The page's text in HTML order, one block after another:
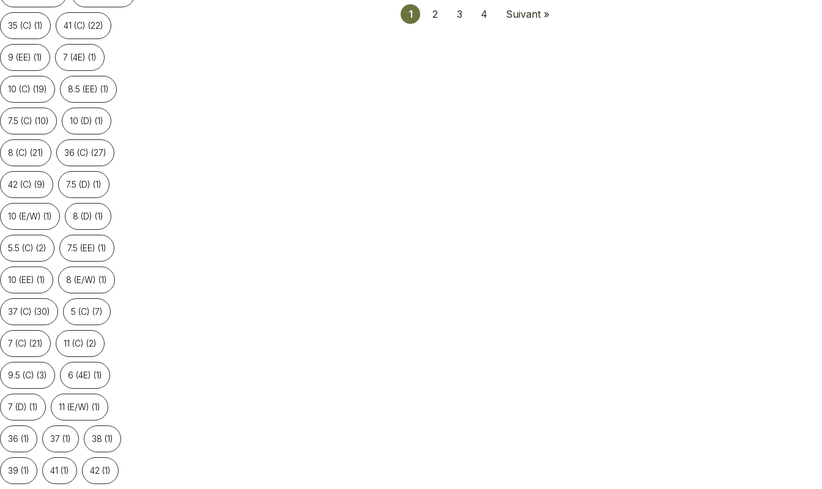
35 (C) (1) 41 (C) (22)
9 (EE) (1) 7 (4E) (1)
10 (C) (19) 8.5 (EE) (1)
7.5 (C) (10) 10 (D) (1)
8 (C) (21) 36 (C) (27)
42 (C) (9) 7.5 (D) (1)
10 (E/W) (1) 8 (D) (1)
5.5 (C) (2) 7.5 (EE) (1)
10 (EE) (1) 8 (E/W) (1)
37 (C) (30) 5 (C) (7)
7 (C) (21) 11 (C) (2)
9.5 (C) (3) 6 (4E) (1)
7 (D) (1) 11 (E/W) (1)
36 (1) 37 (1) 38 (1)
39 (1) 41 (1) 42 (1)
1 2 3 4 Suivant »